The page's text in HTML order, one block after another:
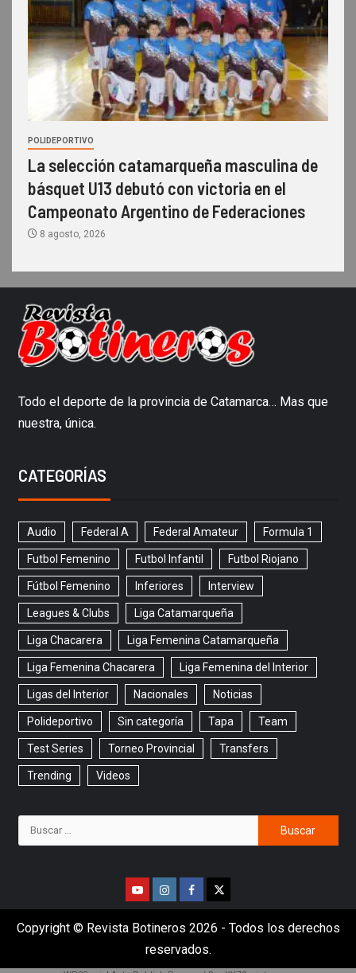
POLIDEPORTIVO
La selección catamarqueña masculina de
básquet U13 debutó con victoria en el
Campeonato Argentino de Federaciones
8 agosto, 2026
Todo el deporte de la provincia de Catamarca… Mas que
nuestra, única.
CATEGORÍAS
Audio Federal A Federal Amateur Formula 1
Futbol Femenino Futbol Infantil Futbol Riojano
Fútbol Femenino Inferiores Interview
Leagues & Clubs Liga Catamarqueña
Liga Chacarera Liga Femenina Catamarqueña
Liga Femenina Chacarera Liga Femenina del Interior
Ligas del Interior Nacionales Noticias
Polideportivo Sin categoría Tapa Team
Test Series Torneo Provincial Transfers
Trending Videos
Copyright © Revista Botineros 2026 - Todos los derechos
reservados.